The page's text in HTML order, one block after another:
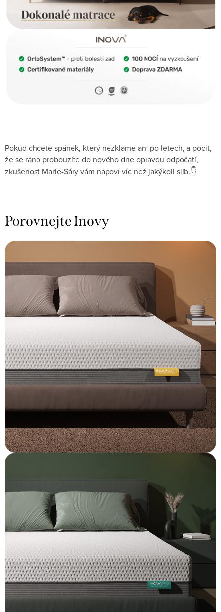
Pokud chcete spánek, který nezklame ani po letech, a pocit,
že se ráno probouzíte do nového dne opravdu odpočatí,
zkušenost Marie-Sáry vám napoví víc než jakýkoli slib.👇
Porovnejte Inovy